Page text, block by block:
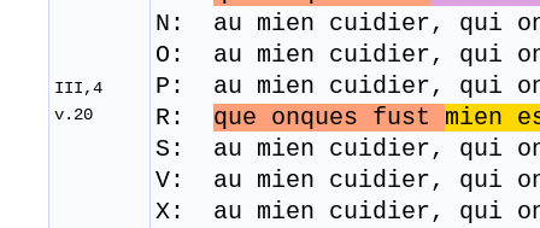
III,4
v.20
N: au mien cuidier, qui
O: au mien cuidier, qui
P: au mien cuidier, qui
R: que onques fust mien
S: au mien cuidier, qui
V: au mien cuidier, qui
X: au mien cuidier, qui